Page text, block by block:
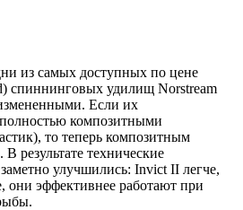
из самых доступных по цене
спиннинговых удилищ Norstream
Если их
композитными
то теперь композитным
результате технические
улучшились: Invict II легче,
они эффективнее работают при